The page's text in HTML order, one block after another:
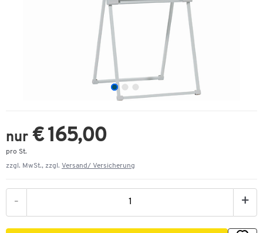
nur € 165,00
pro St.
zzgl. MwSt., zzgl. Versand/ Versicherung
- +